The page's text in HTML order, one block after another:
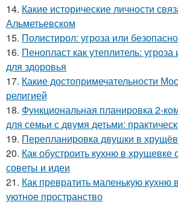
14. Какие исторические личности
Альметьевском
15. Полистирол: угроза или
16. Пенопласт как утеплитель:
для здоровья
17. Какие достопримечательности
религией
18. Функциональная планировка 2-
для семьи с двумя детьми:
19. Перепланировка двушки в
20. Как обустроить кухню в хрущевке
советы и идеи
21. Как превратить маленькую кухню
уютное пространство